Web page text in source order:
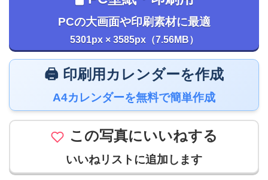
PCの大画面や印刷素材に最適
5301px × 3585px（7.56MB）
🖨️ 印刷用カレンダーを作成
A4カレンダーを無料で簡単作成
この写真にいいねする
いいねリストに追加します